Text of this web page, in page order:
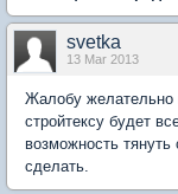
svetka
13 Mar 2013
Жалобу желательно
стройтексу будет
возможность
сделать.